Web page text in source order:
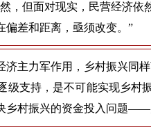
，但面对现实，民营经济
偏差和距离，亟须改变。”
主力军作用，乡村振兴同
级支持，是不可能实现乡村
乡村振兴的资金投入问题